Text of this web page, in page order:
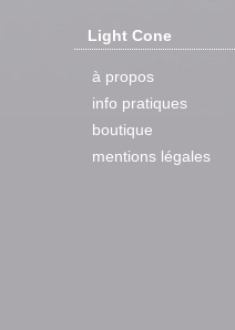
Light Cone
à propos
info pratiques
boutique
mentions légales